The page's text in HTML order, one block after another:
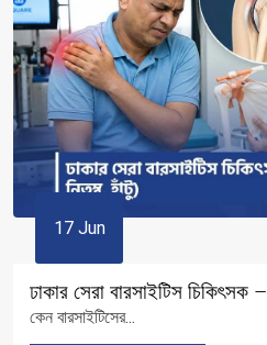
17 Jun
ঢাকার সেরা বারসাইটিস
কেন বারসাইটিসের...